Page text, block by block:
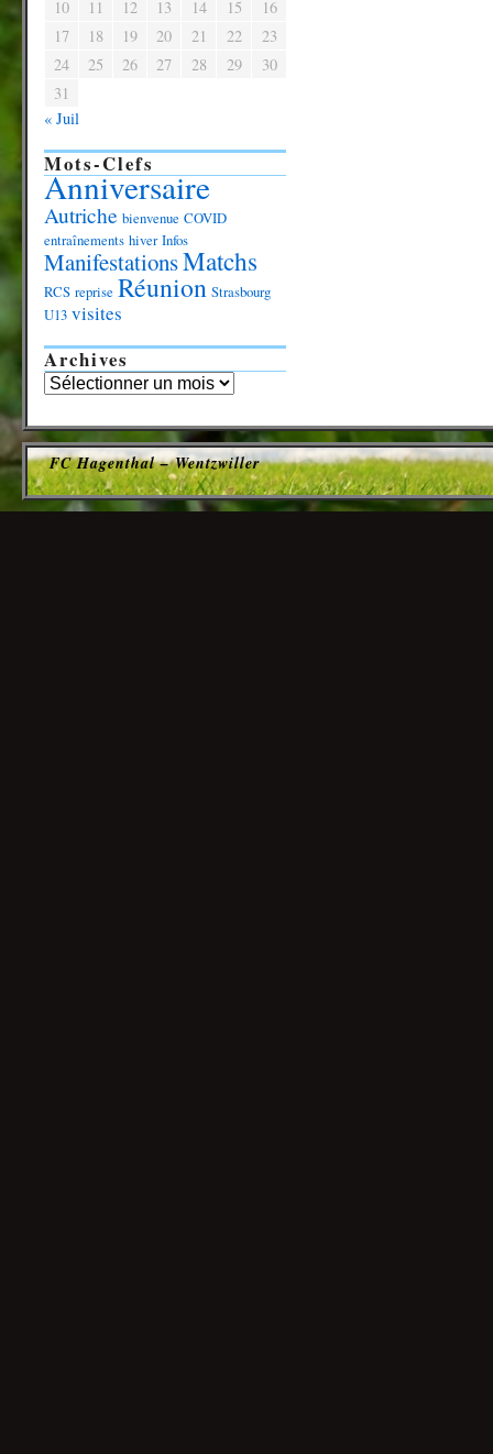
10
11 12 13 14 15
16
17
18 19 20 21 22
23
24
25 26 27 28 29
30
31
« Juil
Mots-Clefs
Anniversaire
Autriche bienvenue COVID
entraînements hiver Infos
ManifestationsMatchs
RCS reprise Réunion Strasbourg
U13 visites
Archives
FC Hagenthal – Wentzwiller